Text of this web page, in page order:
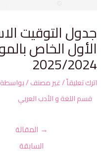
التوقيت
الخاص
2025/
تعليقاً/غير مصنف/ بواسطة
قسم اللغة و الأدب العربي
→المقالة
السابقة